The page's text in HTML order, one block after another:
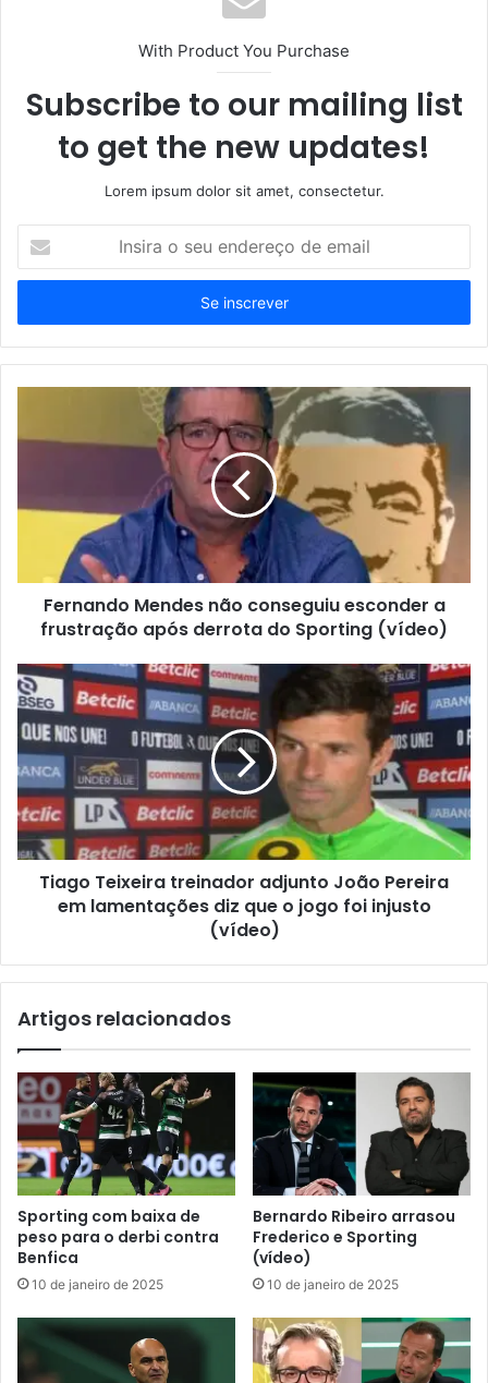
With Product You Purchase
Subscribe to our mailing list
to get the new updates!
Lorem ipsum dolor sit amet, consectetur.
seu
de
email
Fernando Mendes não conseguiu esconder a
frustração após derrota do Sporting (vídeo)
Tiago Teixeira treinador adjunto João Pereira
em lamentações diz que o jogo foi injusto
(vídeo)
Artigos relacionados
Sporting com baixa de
peso para o derbi contra
Benfica
10 de janeiro de 2025
Bernardo Ribeiro arrasou
Frederico e Sporting
(vídeo)
10 de janeiro de 2025